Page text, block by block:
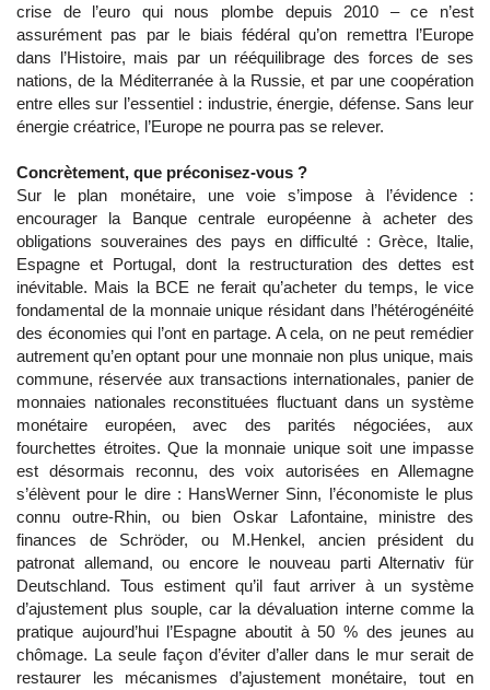
crise de l’euro qui nous plombe depuis 2010 – ce n’est
assurément pas par le biais fédéral qu’on remettra l’Europe
dans l’Histoire, mais par un rééquilibrage des forces de ses
nations, de la Méditerranée à la Russie, et par une coopération
entre elles sur l’essentiel : industrie, énergie, défense. Sans leur
énergie créatrice, l’Europe ne pourra pas se relever.
Concrètement, que préconisez-vous ?
Sur le plan monétaire, une voie s’impose à l’évidence :
encourager la Banque centrale européenne à acheter des
obligations souveraines des pays en difficulté : Grèce, Italie,
Espagne et Portugal, dont la restructuration des dettes est
inévitable. Mais la BCE ne ferait qu’acheter du temps, le vice
fondamental de la monnaie unique résidant dans l’hétérogénéité
des économies qui l’ont en partage. A cela, on ne peut remédier
autrement qu’en optant pour une monnaie non plus unique, mais
commune, réservée aux transactions internationales, panier de
monnaies nationales reconstituées fluctuant dans un système
monétaire européen, avec des parités négociées, aux
fourchettes étroites. Que la monnaie unique soit une impasse
est désormais reconnu, des voix autorisées en Allemagne
s’élèvent pour le dire : HansWerner Sinn, l’économiste le plus
connu outre-Rhin, ou bien Oskar Lafontaine, ministre des
finances de Schröder, ou M.Henkel, ancien président du
patronat allemand, ou encore le nouveau parti Alternativ für
Deutschland. Tous estiment qu’il faut arriver à un système
d’ajustement plus souple, car la dévaluation interne comme la
pratique aujourd’hui l’Espagne aboutit à 50 % des jeunes au
chômage. La seule façon d’éviter d’aller dans le mur serait de
restaurer les mécanismes d’ajustement monétaire, tout en